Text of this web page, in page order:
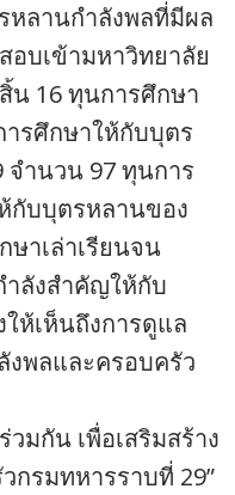
หลานกำลังพลที่มีผล
อบเข้ามหาวิทยาลัย
น 16 ทุนการศึกษา
รศึกษาให้กับบุตร
จำนวน 97 ทุนการ
กับบุตรหลานของ
ษาเล่าเรียนจน
ำลังสำคัญให้กับ
ห้เห็นถึงการดูแล
งพลและครอบครัว
มกัน เพื่อเสริมสร้าง
กรมทหารราบที่ 29”